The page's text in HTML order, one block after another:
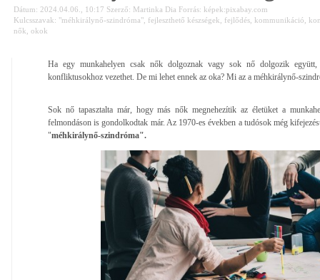
Dátum: 2024.04.06., 10:17 Szerző: Martinka Dia Forrás: képek:pixabay.com
Kulcsszavak: "méhkirálynő-szindróma" fejleszthető készségek fejlődés kommunikáció
nők okok
Ha egy munkahelyen csak nők dolgoznak vagy sok nő dolgozik együtt,
konfliktusokhoz vezethet. De mi lehet ennek az oka? Mi az a méhkirálynő-
Sok nő tapasztalta már, hogy más nők megnehezítik az életüket a
felmondáson is gondolkodtak már. Az 1970-es években a tudósok még
"méhkirálynő-szindróma".